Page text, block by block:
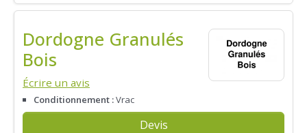
Dordogne Granulés
Bois
Écrire un avis
Conditionnement :Vrac
Devis